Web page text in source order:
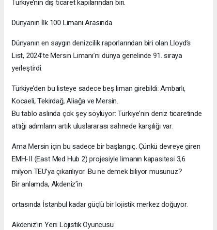
Türkiye’nin dış ticaret kapılarından biri.
Dünyanın İlk 100 Limanı Arasında
Dünyanın en saygın denizcilik raporlarından biri olan Lloyd’s
List, 2024’te Mersin Limanı’nı dünya genelinde 91. sıraya
yerleştirdi.
Türkiye’den bu listeye sadece beş liman girebildi: Ambarlı,
Kocaeli, Tekirdağ, Aliağa ve Mersin.
Bu tablo aslında çok şey söylüyor: Türkiye’nin deniz ticaretinde
attığı adımların artık uluslararası sahnede karşılığı var.
Ama Mersin için bu sadece bir başlangıç. Çünkü devreye giren
EMH-II (East Med Hub 2) projesiyle limanın kapasitesi 3,6
milyon TEU’ya çıkarılıyor. Bu ne demek biliyor musunuz?
Bir anlamda, Akdeniz’in
ortasında İstanbul kadar güçlü bir lojistik merkez doğuyor.
Akdeniz’in Yeni Lojistik Oyuncusu